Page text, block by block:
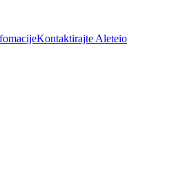
Kontaktirajte Aleteio